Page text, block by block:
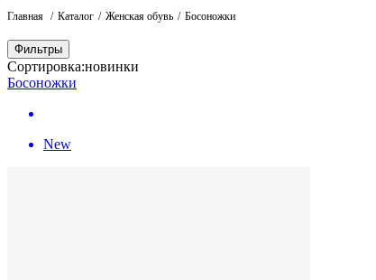
Главная Каталог Женская обувь Босоножки
Фильтры
Сортировка:новинки
Босоножки
New